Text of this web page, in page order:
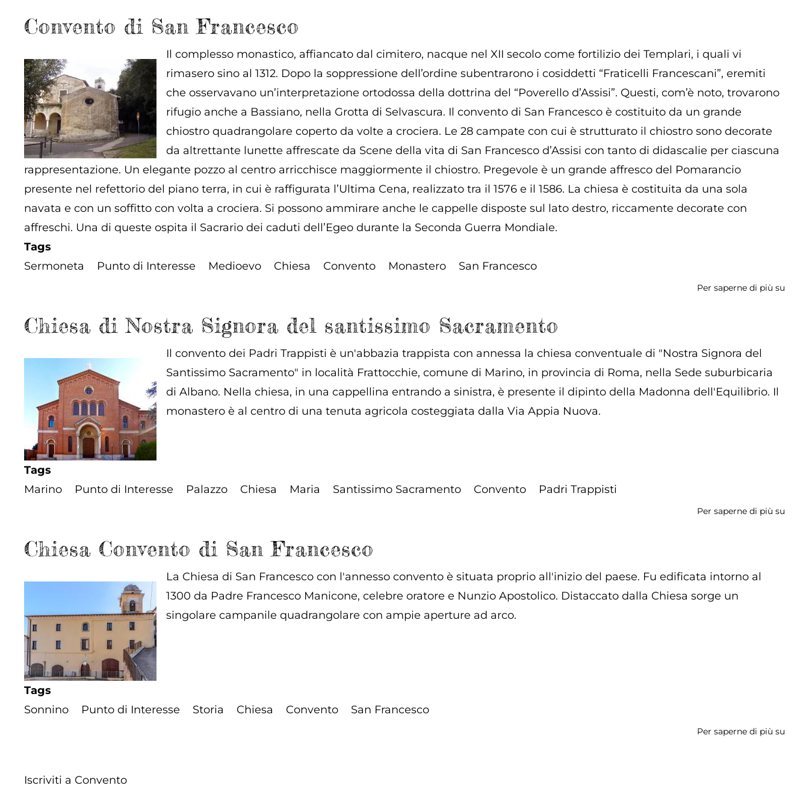
Convento di San Francesco
Il complesso monastico, affiancato dal cimitero, nacque nel XII secolo come fortilizio dei Templari, i quali vi
rimasero sino al 1312. Dopo la soppressione dell’ordine subentrarono i cosiddetti “Fraticelli Francescani”, eremiti
che osservavano un’interpretazione ortodossa della dottrina del “Poverello d’Assisi”. Questi, com’è noto, trovarono
rifugio anche a Bassiano, nella Grotta di Selvascura. Il convento di San Francesco è costituito da un grande
chiostro quadrangolare coperto da volte a crociera. Le 28 campate con cui è strutturato il chiostro sono decorate
da altrettante lunette affrescate da Scene della vita di San Francesco d’Assisi con tanto di didascalie per ciascuna
rappresentazione. Un elegante pozzo al centro arricchisce maggiormente il chiostro. Pregevole è un grande affresco del Pomarancio
presente nel refettorio del piano terra, in cui è raffigurata l’Ultima Cena, realizzato tra il 1576 e il 1586. La chiesa è costituita da una sola
navata e con un soffitto con volta a crociera. Si possono ammirare anche le cappelle disposte sul lato destro, riccamente decorate con
affreschi. Una di queste ospita il Sacrario dei caduti dell’Egeo durante la Seconda Guerra Mondiale.
Tags
Sermoneta
Punto di Interesse Medioevo Chiesa Convento Monastero San Francesco
Per saperne di più su
Chiesa di Nostra Signora del santissimo Sacramento
Il convento dei Padri Trappisti è un'abbazia trappista con annessa la chiesa conventuale di "Nostra Signora del
Santissimo Sacramento" in località Frattocchie, comune di Marino, in provincia di Roma, nella Sede suburbicaria
di Albano. Nella chiesa, in una cappellina entrando a sinistra, è presente il dipinto della Madonna dell'Equilibrio. Il
monastero è al centro di una tenuta agricola costeggiata dalla Via Appia Nuova.
Tags
Marino
Punto di Interesse Palazzo Chiesa Maria Santissimo Sacramento Convento Padri Trappisti
Per saperne di più su
Chiesa Convento di San Francesco
La Chiesa di San Francesco con l'annesso convento è situata proprio all'inizio del paese. Fu edificata intorno al
1300 da Padre Francesco Manicone, celebre oratore e Nunzio Apostolico. Distaccato dalla Chiesa sorge un
singolare campanile quadrangolare con ampie aperture ad arco.
Tags
Sonnino
Punto di Interesse Storia Chiesa Convento San Francesco
Per saperne di più su
Iscriviti a Convento